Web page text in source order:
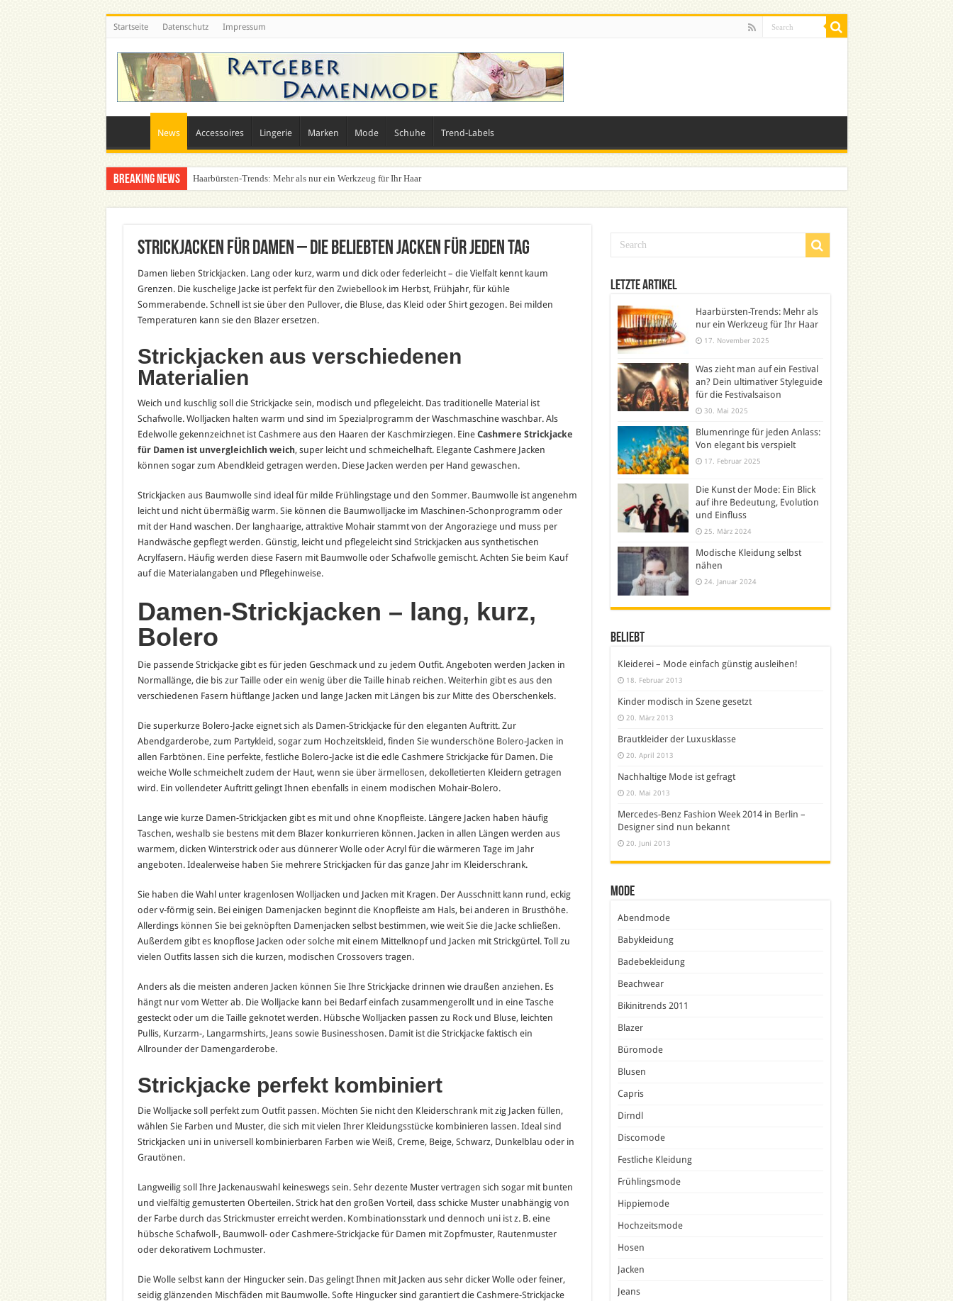
Startseite Datenschutz Impressum
News Accessoires Lingerie Marken Mode Schuhe Trend-Labels
Breaking News Haarbürsten-Trends: Mehr als nur ein Werkzeug für Ihr Haar
Strickjacken für Damen – die beliebten Jacken für jeden Tag
Damen lieben Strickjacken. Lang oder kurz, warm und dick oder federleicht – die Vielfalt kennt kaum
Grenzen. Die kuschelige Jacke ist perfekt für den Zwiebellookim Herbst, Frühjahr, für kühle
Sommerabende. Schnell ist sie über den Pullover, die Bluse, das Kleid oder Shirt gezogen. Bei milden
Temperaturen kann sie den Blazer ersetzen.
Strickjacken aus verschiedenen
Materialien
Weich und kuschlig soll die Strickjacke sein, modisch und pflegeleicht. Das traditionelle Material ist
Schafwolle. Wolljacken halten warm und sind im Spezialprogramm der Waschmaschine waschbar. Als
Edelwolle gekennzeichnet ist Cashmere aus den Haaren der Kaschmirziegen. Eine Cashmere Strickjacke
für Damen ist unvergleichlich weich, super leicht und schmeichelhaft. Elegante Cashmere Jacken
können sogar zum Abendkleid getragen werden. Diese Jacken werden per Hand gewaschen.
Strickjacken aus Baumwolle sind ideal für milde Frühlingstage und den Sommer. Baumwolle ist angenehm
leicht und nicht übermäßig warm. Sie können die Baumwolljacke im Maschinen-Schonprogramm oder
mit der Hand waschen. Der langhaarige, attraktive Mohair stammt von der Angoraziege und muss per
Handwäsche gepflegt werden. Günstig, leicht und pflegeleicht sind Strickjacken aus synthetischen
Acrylfasern. Häufig werden diese Fasern mit Baumwolle oder Schafwolle gemischt. Achten Sie beim Kauf
auf die Materialangaben und Pflegehinweise.
Damen-Strickjacken – lang, kurz,
Bolero
Die passende Strickjacke gibt es für jeden Geschmack und zu jedem Outfit. Angeboten werden Jacken in
Normallänge, die bis zur Taille oder ein wenig über die Taille hinab reichen. Weiterhin gibt es aus den
verschiedenen Fasern hüftlange Jacken und lange Jacken mit Längen bis zur Mitte des Oberschenkels.
Die superkurze Bolero-Jacke eignet sich als Damen-Strickjacke für den eleganten Auftritt. Zur
Abendgarderobe, zum Partykleid, sogar zum Hochzeitskleid, finden Sie wunderschöne Bolero-Jacken in
allen Farbtönen. Eine perfekte, festliche Bolero-Jacke ist die edle Cashmere Strickjacke für Damen. Die
weiche Wolle schmeichelt zudem der Haut, wenn sie über ärmellosen, dekolletierten Kleidern getragen
wird. Ein vollendeter Auftritt gelingt Ihnen ebenfalls in einem modischen Mohair-Bolero.
Lange wie kurze Damen-Strickjacken gibt es mit und ohne Knopfleiste. Längere Jacken haben häufig
Taschen, weshalb sie bestens mit dem Blazer konkurrieren können. Jacken in allen Längen werden aus
warmem, dicken Winterstrick oder aus dünnerer Wolle oder Acryl für die wärmeren Tage im Jahr
angeboten. Idealerweise haben Sie mehrere Strickjacken für das ganze Jahr im Kleiderschrank.
Sie haben die Wahl unter kragenlosen Wolljacken und Jacken mit Kragen. Der Ausschnitt kann rund, eckig
oder v-förmig sein. Bei einigen Damenjacken beginnt die Knopfleiste am Hals, bei anderen in Brusthöhe.
Allerdings können Sie bei geknöpften Damenjacken selbst bestimmen, wie weit Sie die Jacke schließen.
Außerdem gibt es knopflose Jacken oder solche mit einem Mittelknopf und Jacken mit Strickgürtel. Toll zu
vielen Outfits lassen sich die kurzen, modischen Crossovers tragen.
Anders als die meisten anderen Jacken können Sie Ihre Strickjacke drinnen wie draußen anziehen. Es
hängt nur vom Wetter ab. Die Wolljacke kann bei Bedarf einfach zusammengerollt und in eine Tasche
gesteckt oder um die Taille geknotet werden. Hübsche Wolljacken passen zu Rock und Bluse, leichten
Pullis, Kurzarm-, Langarmshirts, Jeans sowie Businesshosen. Damit ist die Strickjacke faktisch ein
Allrounder der Damengarderobe.
Strickjacke perfekt kombiniert
Die Wolljacke soll perfekt zum Outfit passen. Möchten Sie nicht den Kleiderschrank mit zig Jacken füllen,
wählen Sie Farben und Muster, die sich mit vielen Ihrer Kleidungsstücke kombinieren lassen. Ideal sind
Strickjacken uni in universell kombinierbaren Farben wie Weiß, Creme, Beige, Schwarz, Dunkelblau oder in
Grautönen.
Langweilig soll Ihre Jackenauswahl keineswegs sein. Sehr dezente Muster vertragen sich sogar mit bunten
und vielfältig gemusterten Oberteilen. Strick hat den großen Vorteil, dass schicke Muster unabhängig von
der Farbe durch das Strickmuster erreicht werden. Kombinationsstark und dennoch uni ist z. B. eine
hübsche Schafwoll-, Baumwoll- oder Cashmere-Strickjacke für Damen mit Zopfmuster, Rautenmuster
oder dekorativem Lochmuster.
Die Wolle selbst kann der Hingucker sein. Das gelingt Ihnen mit Jacken aus sehr dicker Wolle oder feiner,
seidig glänzenden Mischfäden mit Baumwolle. Softe Hingucker sind garantiert die Cashmere-Strickjacke
Letzte Artikel
Haarbürsten-Trends: Mehr als
nur ein Werkzeug für Ihr Haar
17. November 2025
Was zieht man auf ein Festival
an? Dein ultimativer Styleguide
für die Festivalsaison
30. Mai 2025
Blumenringe für jeden Anlass:
Von elegant bis verspielt
17. Februar 2025
Die Kunst der Mode: Ein Blick
auf ihre Bedeutung, Evolution
und Einfluss
25. März 2024
Modische Kleidung selbst
nähen
24. Januar 2024
Beliebt
Kleiderei – Mode einfach günstig ausleihen!
18. Februar 2013
Kinder modisch in Szene gesetzt
20. März 2013
Brautkleider der Luxusklasse
20. April 2013
Nachhaltige Mode ist gefragt
20. Mai 2013
Mercedes-Benz Fashion Week 2014 in Berlin –
Designer sind nun bekannt
20. Juni 2013
Mode
Abendmode
Babykleidung
Badebekleidung
Beachwear
Bikinitrends 2011
Blazer
Büromode
Blusen
Capris
Dirndl
Discomode
Festliche Kleidung
Frühlingsmode
Hippiemode
Hochzeitsmode
Hosen
Jacken
Jeans